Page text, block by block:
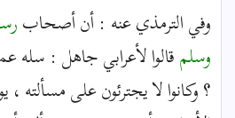
وفي الترمذي عنه : أن أصحاب
وسلمقالوا لأعرابي جاهل :
؟ وكانوا لا يجترئون على مسألته ،